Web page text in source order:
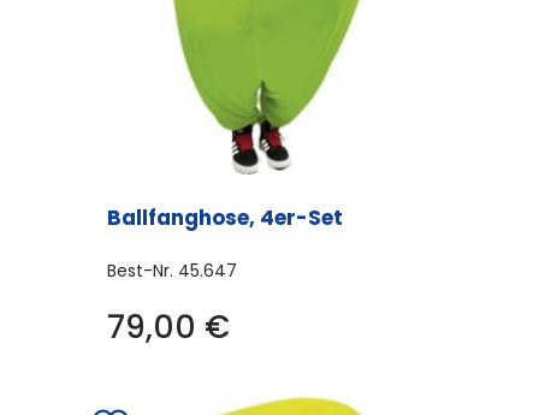
Ballfanghose, 4er-Set
Best-Nr. 45.647
79,00 €